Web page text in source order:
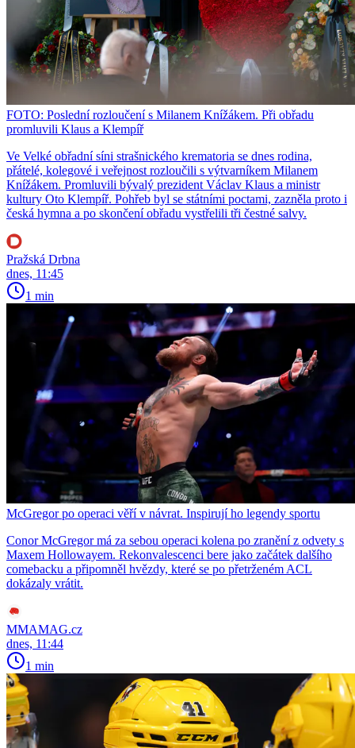
FOTO: Poslední rozloučení s Milanem Knížákem. Při obřadu
promluvili Klaus a Klempíř
Ve Velké obřadní síni strašnického krematoria se dnes rodina,
přátelé, kolegové i veřejnost rozloučili s výtvarníkem Milanem
Knížákem. Promluvili bývalý prezident Václav Klaus a ministr
kultury Oto Klempíř. Pohřeb byl se státními poctami, zazněla proto i
česká hymna a po skončení obřadu vystřelili tři čestné salvy.
Pražská Drbna
dnes, 11:45
1 min
McGregor po operaci věří v návrat. Inspirují ho legendy sportu
Conor McGregor má za sebou operaci kolena po zranění z odvety s
Maxem Hollowayem. Rekonvalescenci bere jako začátek dalšího
comebacku a připomněl hvězdy, které se po přetrženém ACL
dokázaly vrátit.
MMAMAG.cz
dnes, 11:44
1 min